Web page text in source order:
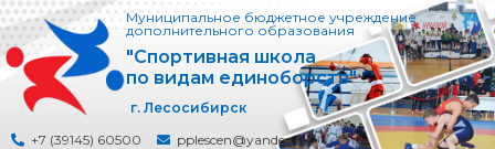
Муниципальное бюджетное учреждение
дополнительного образования
"Спортивная школа
по видам единоборств"
г. Лесосибирск
+7 (39145) 60500
pplescen@yandex.ru